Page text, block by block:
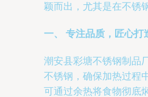
颖而出，尤其是在不锈
一、 专注品质，匠心打
潮安县彩塘不锈钢制品
不锈钢，确保加热过程
可通过余热将食物彻底